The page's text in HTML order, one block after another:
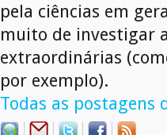
pela ciências em
muito de investigar
extraordinárias
por exemplo).
Todas as postagens